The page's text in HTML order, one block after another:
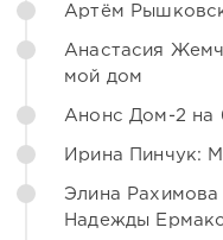
Артём
Анастасия
мой дом
Анонс Дом-2 на
Ирина Пинчук:
Элина Рахимова
Надежды